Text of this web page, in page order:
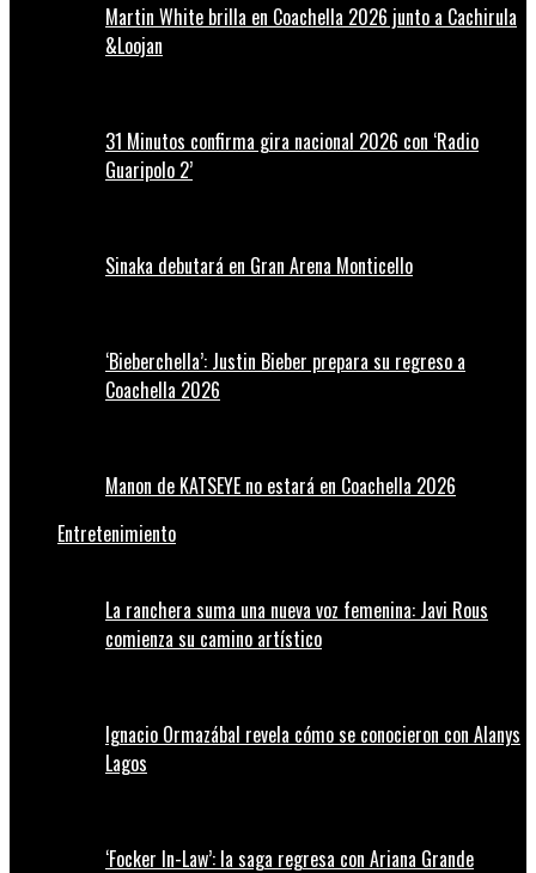
Martin White brilla en Coachella 2026 junto a Cachirula
&Loojan
31 Minutos confirma gira nacional 2026 con ‘Radio
Guaripolo 2’
Sinaka debutará en Gran Arena Monticello
‘Bieberchella’: Justin Bieber prepara su regreso a
Coachella 2026
Manon de KATSEYE no estará en Coachella 2026
Entretenimiento
La ranchera suma una nueva voz femenina: Javi Rous
comienza su camino artístico
Ignacio Ormazábal revela cómo se conocieron con Alanys
Lagos
‘Focker In-Law’: la saga regresa con Ariana Grande